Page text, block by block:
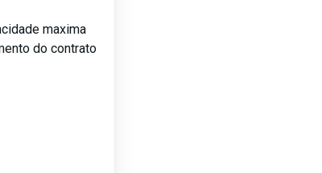
maxima
do contrato